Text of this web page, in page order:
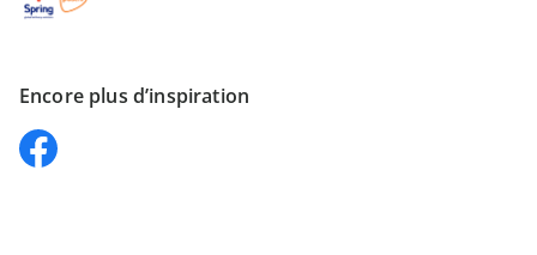
Encore plus d’inspiration